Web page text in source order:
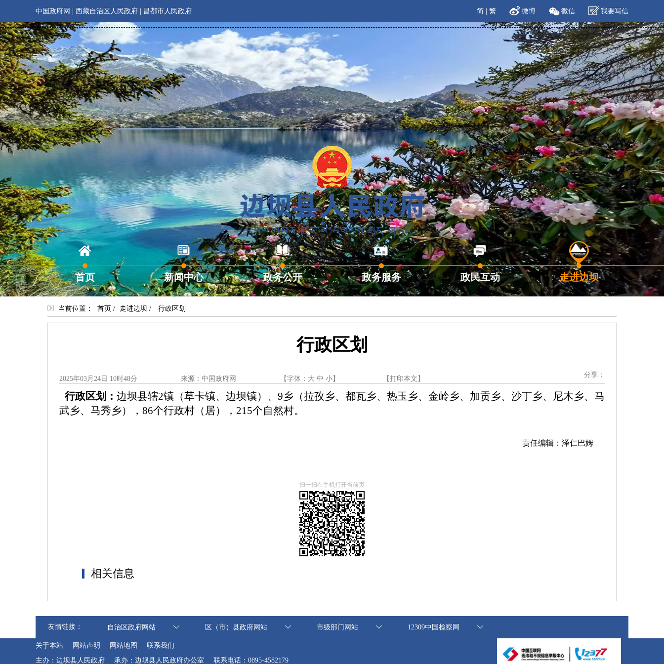
中国政府网 西藏自治区人民政府 昌都市人民政府 简 繁 微博 微信 我要写信
首页 新闻中心 政务公开 政务服务 政民互动 走进边坝
当前位置： 首页 / 走进边坝 / 行政区划
行政区划
2025年03月24日 10时48分 来源：中国政府网 【字体： 大 中 小】 【 打印本文 】
分享：
行政区划 ： 边坝县辖2镇 （草卡镇、边坝镇）、 9乡 （拉孜乡、都瓦乡、热玉乡、金岭乡、加贡乡、沙丁乡、尼木乡、马
武乡、马秀乡）， 86个行政村（居）， 215个自然村。
责任编辑：泽仁巴姆
扫一扫在手机打开当前页
相关信息
友情链接： 自治区政府网站 区（市）县政府网站 市级部门网站 12309中国检察网
关于本站 网站声明 网站地图
联系我们
主办：边坝县人民政府
承办：边坝县人民政府办公室 联系电话：0895-4582179